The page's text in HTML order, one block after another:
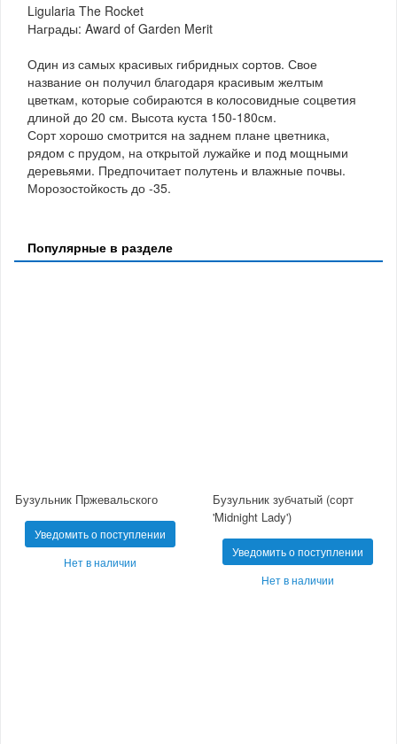
Ligularia The Rocket
Награды: Award of Garden Merit
Один из самых красивых гибридных сортов. Свое
название он получил благодаря красивым желтым
цветкам, которые собираются в колосовидные соцветия
длиной до 20 см. Высота куста 150-180см.
Сорт хорошо смотрится на заднем плане цветника,
рядом с прудом, на открытой лужайке и под мощными
деревьями. Предпочитает полутень и влажные почвы.
Морозостойкость до -35.
Популярные в разделе
Бузульник Пржевальского
Уведомить о поступлении
Нет в наличии
Бузульник зубчатый (сорт
'Midnight Lady')
Уведомить о поступлении
Нет в наличии